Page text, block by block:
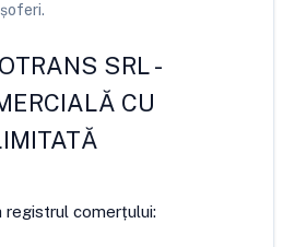
SRL-
CU
registrul comerțului: